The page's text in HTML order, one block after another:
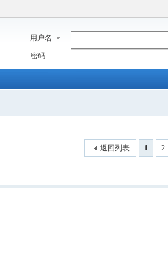
用户名
密码
1 2
返回列表